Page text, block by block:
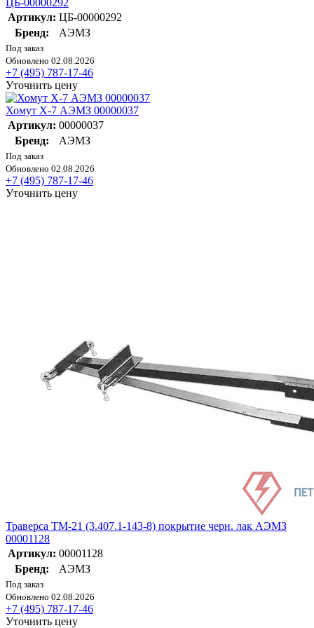
Артикул: ЦБ-00000292
Бренд:
АЭМЗ
Под заказ
Обновлено 02.08.2026
+7 (495) 787-17-46
Уточнить цену
Хомут Х-7 АЭМЗ 00000037
Артикул: 00000037
Бренд:
АЭМЗ
Под заказ
Обновлено 02.08.2026
+7 (495) 787-17-46
Уточнить цену
Траверса ТМ-21 (3.407.1-143-8) покрытие черн. лак АЭМЗ
00001128
Артикул: 00001128
Бренд:
АЭМЗ
Под заказ
Обновлено 02.08.2026
+7 (495) 787-17-46
Уточнить цену